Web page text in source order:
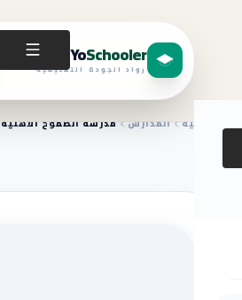
YoSchooler
رواد الجودة التعليمية
الرئيسية المدارس مدرسة الطموح الأهلية